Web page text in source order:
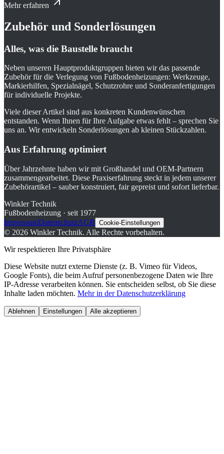
Mehr erfahren
Zubehör und Sonderlösungen
Alles, was die Baustelle braucht
Neben unseren Hauptproduktgruppen bieten wir das passende
Zubehör für die Verlegung von Fußbodenheizungen: Werkzeuge,
Markierhilfen, Spezialnägel, Schutzrohre und Sonderanfertigungen
für individuelle Projekte.
Viele dieser Artikel sind aus konkreten Kundenwünschen
entstanden. Wenn Ihnen für Ihre Aufgabe etwas fehlt – sprechen Sie
uns an. Wir entwickeln Sonderlösungen ab kleinen Stückzahlen.
Aus Erfahrung optimiert
Über Jahrzehnte haben wir mit Großhandel und OEM-Partnern
zusammengearbeitet. Diese Praxiserfahrung steckt in jedem unserer
Zubehörartikel – sauber konstruiert, fair gepreist und sofort lieferbar.
Winkler Technik
Fußbodenheizung · seit 1977
ImpressumDatenschutzAGB Cookie-Einstellungen
© 2026 Winkler Technik. Alle Rechte vorbehalten.
Wir respektieren Ihre Privatsphäre
Diese Website nutzt externe Dienste (z. B. Vimeo für Videos,
Google Fonts), die beim Aufruf personenbezogene Daten wie Ihre
IP-Adresse verarbeiten können. Sie entscheiden selbst, ob Sie diese
Inhalte laden möchten. Mehr in der Datenschutzerklärung
Ablehnen Einstellungen Alle akzeptieren